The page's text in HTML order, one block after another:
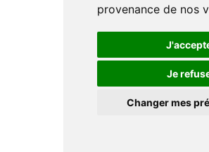
provenance de nos
Je
Changer mes